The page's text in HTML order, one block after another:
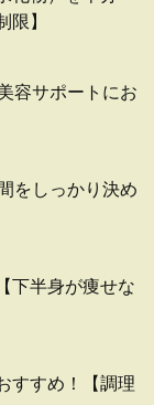
限】
容サポートにお
をしっかり決め
下半身が痩せな
すすめ！【調理